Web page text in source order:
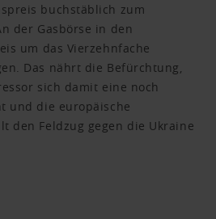
buchstäblich zum
der Gasbörse in den
um das Vierzehnfache
Das nährt die Befürchtung,
sich damit eine noch
und die europäische
den Feldzug gegen die Ukraine